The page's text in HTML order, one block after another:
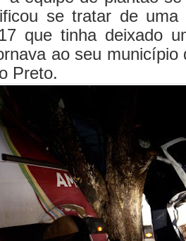
se tratar de uma
que tinha deixado
ao seu município
Preto.